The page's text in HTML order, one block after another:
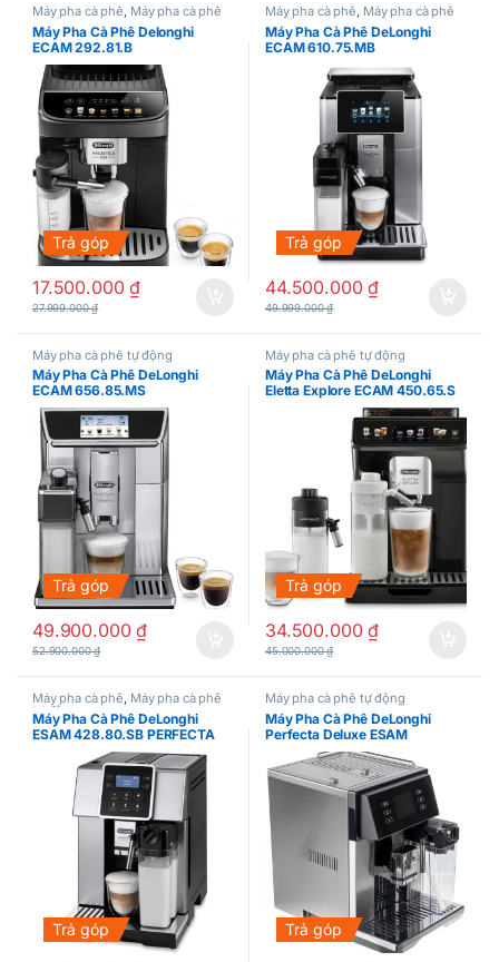
Máy pha cà phê, Máy pha cà phê
tự động
Máy Pha Cà Phê Delonghi
ECAM 292.81.B
Trả góp
17.500.000₫
27.999.000₫
Máy pha cà phê, Máy pha cà phê
tự động
Máy Pha Cà Phê DeLonghi
ECAM 610.75.MB
Trả góp
44.500.000₫
49.999.000₫
Máy pha cà phê tự động
Máy Pha Cà Phê DeLonghi
ECAM 656.85.MS
Trả góp
49.900.000₫
52.900.000₫
Máy pha cà phê tự động
Máy Pha Cà Phê DeLonghi
Eletta Explore ECAM 450.65.S
Trả góp
34.500.000₫
45.000.000₫
Máy pha cà phê, Máy pha cà phê
tự động
Máy Pha Cà Phê DeLonghi
ESAM 428.80.SB PERFECTA
Trả góp
Máy pha cà phê tự động
Máy Pha Cà Phê DeLonghi
Perfecta Deluxe ESAM
460.80.MB
Trả góp